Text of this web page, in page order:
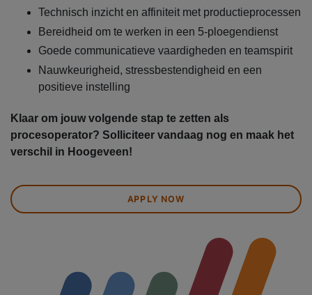
Technisch inzicht en affiniteit met productieprocessen
Bereidheid om te werken in een 5-ploegendienst
Goede communicatieve vaardigheden en teamspirit
Nauwkeurigheid, stressbestendigheid en een
positieve instelling
Klaar om jouw volgende stap te zetten als
procesoperator? Solliciteer vandaag nog en maak het
verschil in Hoogeveen!
APPLY NOW